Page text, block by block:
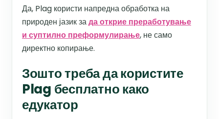
Да, Plag користи напредна обработка на
природен јазик зада открие преработување
и суптилно преформулирање, не само
директно копирање.
Зошто треба да користите
Plag бесплатно како
едукатор